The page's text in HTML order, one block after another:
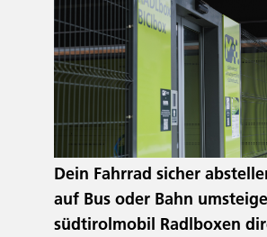
Dein Fahrrad sicher
auf Bus oder Bahn
südtirolmobil Radlboxen